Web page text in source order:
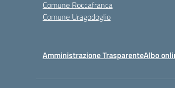
Comune Roccafranca
Comune Uragodoglio
Amministrazione TrasparenteAlbo